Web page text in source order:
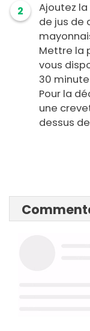
2
Ajoutez
de jus de
Mettre la
vous
30
Pour la
une
dessus